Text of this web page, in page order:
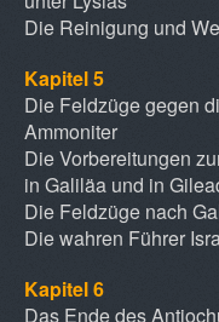
Die Reinigung und
Kapitel 5
Die Feldzüge gegen
Ammoniter
Die Vorbereitungen
in Galiläa und in
Die Feldzüge nach
Die wahren Führer
Kapitel 6
Das Ende des